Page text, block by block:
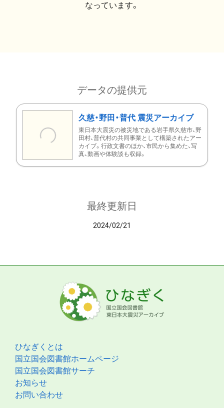
なっています。
データの提供元
久慈・野田・普代 震災アーカイブ
東日本大震災の被災地である岩手県久慈市、野
田村、普代村の共同事業として構築されたアー
カイブ。行政文書のほか、市民から集めた、写
真、動画や体験談も収録。
最終更新日
2024/02/21
ひなぎくとは
国立国会図書館ホームページ
国立国会図書館サーチ
お知らせ
お問い合わせ